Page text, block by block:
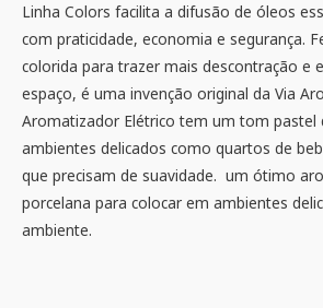
Linha Colors facilita a difusão de óleos
com praticidade, economia e segurança.
colorida para trazer mais descontração e
espaço, é uma invenção original da Via
Aromatizador Elétrico tem um tom pastel
ambientes delicados como quartos de
que precisam de suavidade. um ótimo
porcelana para colocar em ambientes
ambiente.